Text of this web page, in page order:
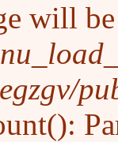
will